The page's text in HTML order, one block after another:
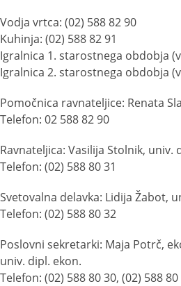
Vodja vrtca: (02) 588 82 90
Kuhinja: (02) 588 82 91
Igralnica 1. starostnega obdobja
Igralnica 2. starostnega obdobja
Pomočnica ravnateljice: Renata
Telefon: 02 588 82 90
Ravnateljica: Vasilija Stolnik, univ.
Telefon: (02) 588 80 31
Svetovalna delavka: Lidija Žabot,
Telefon: (02) 588 80 32
Poslovni sekretarki: Maja Potrč,
univ. dipl. ekon.
Telefon: (02) 588 80 30, (02) 588 80